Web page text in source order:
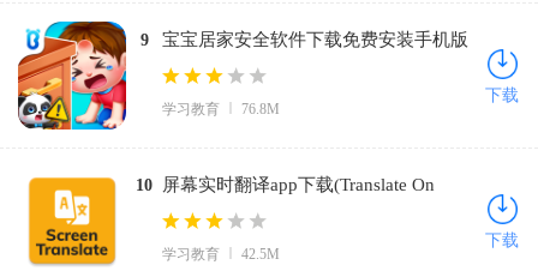
9
宝宝居家安全软件下载免费安装手机版
v9.89.99.00 安卓版
学习教育 76.8M
下载
10
屏幕实时翻译app下载(Translate On
Screen)v1.169 安卓版
学习教育 42.5M
下载